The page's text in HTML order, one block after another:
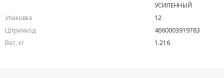
УСИЛЕННЫЙ
Упаковка
12
Штрихкод
4660003919783
Вес, кг
1.216